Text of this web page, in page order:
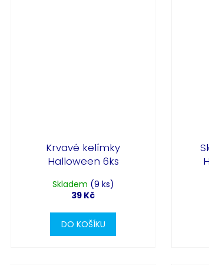
Krvavé kelímky
Halloween 6ks
Skladem (9 ks)
39 Kč
DO KOŠÍKU